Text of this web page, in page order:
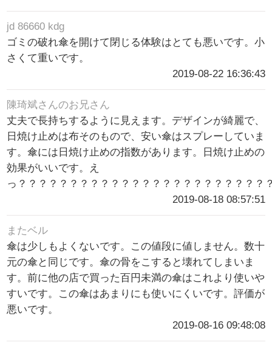
jd 86660 kdg
ゴミの破れ傘を開けて閉じる体験はとても悪いです。小
さくて重いです。
2019-08-22 16:36:43
陳琦斌さんのお兄さん
丈夫で長持ちするように見えます。デザインが綺麗で、
日焼け止めは布そのもので、安い傘はスプレーしていま
す。傘には日焼け止めの指数があります。日焼け止めの
効果がいいです。え
っ？？？？？？？？？？？？？？？？？？？？？？？？
2019-08-18 08:57:51
またベル
傘は少しもよくないです。この値段に値しません。数十
元の傘と同じです。傘の骨をこすると壊れてしまいま
す。前に他の店で買った百円未満の傘はこれより使いや
すいです。この傘はあまりにも使いにくいです。評価が
悪いです。
2019-08-16 09:48:08